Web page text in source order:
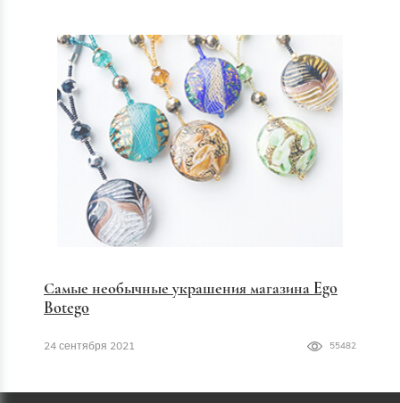
Самые необычные украшения магазина Ego
Botego
24 сентября 2021 55482